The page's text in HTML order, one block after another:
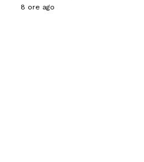
8 ore ago